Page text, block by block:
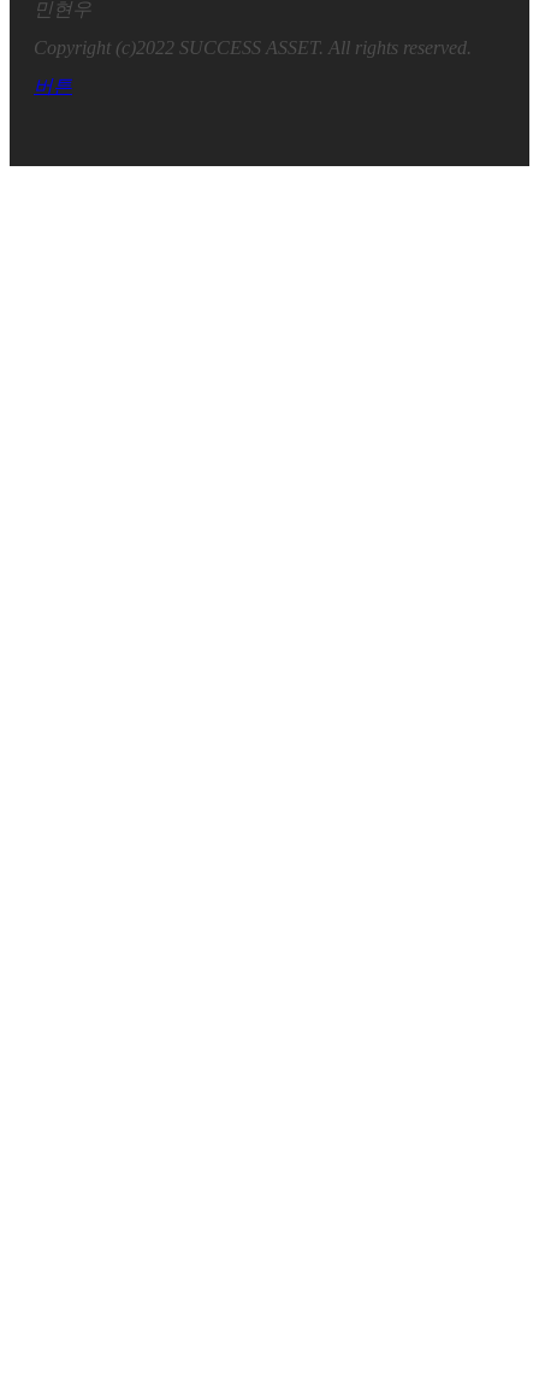
민현우
Copyright (c)2022 SUCCESS ASSET. All rights reserved.
버튼